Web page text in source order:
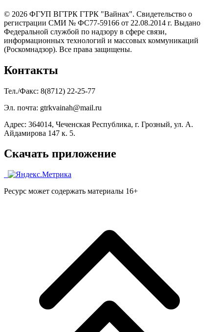
© 2026 ФГУП ВГТРК ГТРК "Вайнах". Свидетельство о
регистрации СМИ № ФС77-59166 от 22.08.2014 г. Выдано
Федеральной службой по надзору в сфере связи,
информационных технологий и массовых коммуникаций
(Роскомнадзор). Все права защищены.
Контакты
Тел./Факс: 8(8712) 22-25-77
Эл. почта: gtrkvainah@mail.ru
Адрес: 364014, Чеченская Республика, г. Грозный, ул. А.
Айдамирова 147 к. 5.
Скачать приложение
Ресурс может содержать материалы 16+